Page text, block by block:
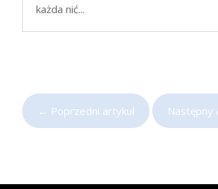
każda nić...
← Poprzedni artykuł Następny